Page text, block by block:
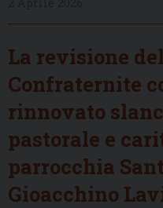
La revisione
Confraternite
rinnovato
pastorale e
parrocchia
Gioacchino